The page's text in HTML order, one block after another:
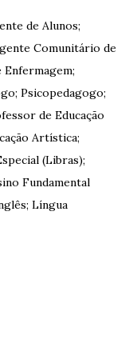
de Alunos;
Comunitário de
Psicopedagogo;
de Educação
Artística;
(Libras);
Fundamental
Língua